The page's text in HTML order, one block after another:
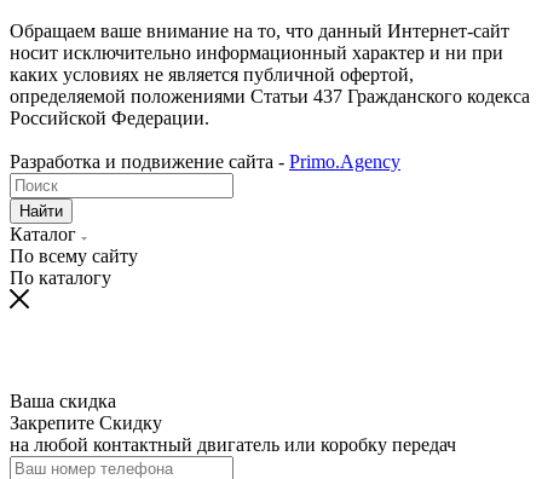
Обращаем ваше внимание на то, что данный Интернет-сайт
носит исключительно информационный характер и ни при
каких условиях не является публичной офертой,
определяемой положениями Статьи 437 Гражданского кодекса
Российской Федерации.
Разработка и подвижение сайта - Primo.Agency
Найти
Каталог
По всему сайту
По каталогу
Ваша скидка
Закрепите Скидку
на любой контактный двигатель или коробку передач